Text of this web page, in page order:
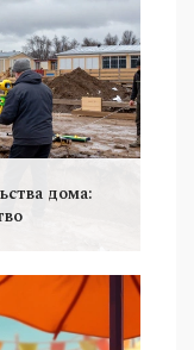
дома: